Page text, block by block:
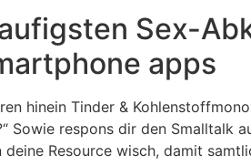
Sex-
apps
hinein Tinder &
Sowie respons dir den
Resource wisch, damit